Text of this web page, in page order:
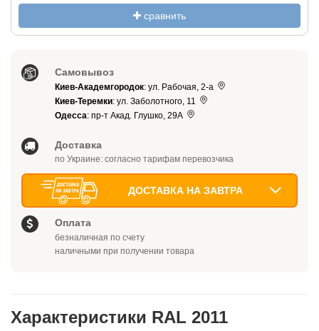
сравнить
Самовывоз
Киев-Академгородок: ул. Рабочая, 2-а
Киев-Теремки: ул. Заболотного, 11
Одесса: пр-т Акад. Глушко, 29А
Доставка
по Украине: согласно тарифам перевозчика
ДОСТАВКА НА ЗАВТРА
Оплата
безналичная по счету
наличными при получении товара
Характеристики RAL 2011